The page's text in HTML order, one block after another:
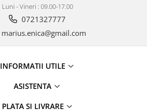
Luni - Vineri : 09.00-17.00
0721327777
marius.enica@gmail.com
INFORMATII UTILE
ASISTENTA
PLATA SI LIVRARE